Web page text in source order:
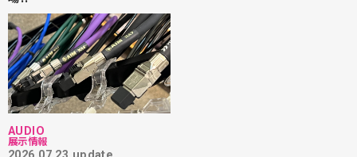
AUDIO
展示情報
2026.07.23 update